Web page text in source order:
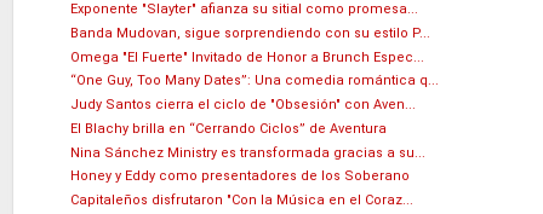
Exponente "Slayter" afianza su sitial como promesa...
Banda Mudovan, sigue sorprendiendo con su estilo P...
Omega "El Fuerte" Invitado de Honor a Brunch Espec...
“One Guy, Too Many Dates”: Una comedia romántica q...
Judy Santos cierra el ciclo de "Obsesión" con Aven...
El Blachy brilla en “Cerrando Ciclos” de Aventura
Nina Sánchez Ministry es transformada gracias a su...
Honey y Eddy como presentadores de los Soberano
Capitaleños disfrutaron "Con la Música en el Coraz...